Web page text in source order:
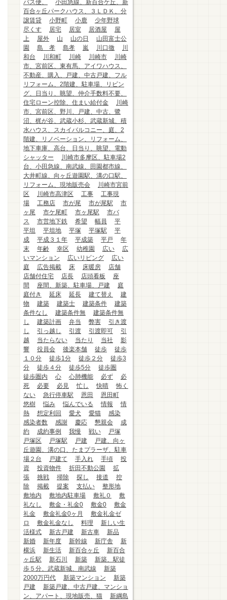
バス便、
小田急線、新百合ケ丘、新
百合ヶ丘パークハウス、３ＬＤＫ、分
譲賃貸
小野町 小鹿
少年野球
尽くす
居宅 居室 居酒屋
屋
上
屋外 山 山の日
山田富士公
園
島 孝 島孝 嵐 川口徹
川
和台
川和町 川崎 川崎市
川崎
市、宮前区、東有馬、アイワハウス、
不動産、購入、戸建、中古戸建、フル
リフォーム、2階建、駐車場、リビン
グ、日当り、眺望、仲介手数料不要、
住宅ローン控除、住まい給付金
川崎
市、宮前区、野川、戸建、中古、鷺
沼、梶が谷、武蔵小杉、武蔵新城、積
水ハウス、スカイバルコニー、庭、2
階建、リノベーション、リフォーム、
地下車庫、高台、日当り、眺望、電動
シャッター
川崎市多摩区、駐車場2
台、小田急線、南武線、田園都市線、
大井町線、向ヶ丘遊園駅、溝の口駅、
リフォーム、現地販売会
川崎市宮前
区
川崎市高津区 工事
工事現
場
工務店 市が尾 市が尾駅
市
ヶ尾
市ケ尾町 市ヶ尾駅
市バ
ス
市営地下鉄 希望 幅員
平
平坦
平坦地 平塚 平塚駅
平
成
平成３１年 平成築 平戸
年
末
年齢 幸区 幼稚園 広い
広
いマンション
広いリビング
広い
庭
広告掲載 床 床暖房
店舗
店舗付住宅
店長 店頭看板
座
間
座間、新築、駐車場、戸建
庭
庭付き
延床 延長 建て替え
建
物
建築 建築士 建築条件
建築
条件なし
建築条件無
建築条件無
し
建築計画 弁当 弊害
引き渡
し
引っ越し 引渡 引渡即可
引
越
当たらない 当たり 当社
影
響
役員会 後楽本舗 徒歩
徒歩
１０分
徒歩1分 徒歩２分
徒歩3
分
徒歩４分 徒歩5分
徒歩圏
徒歩圏内
心 心肺機能 必ず
必
死
必要 必見 忙し 快晴
怖く
ない
急行停車駅 恩田
恩田町
悠樹
悩み 悩んでいる 情報
情
熱
想定利回 愛犬 愛猫
感染
感染者数
感謝 慶応 懇親会
成
約
成約事例 我慢 戦い
戸塚
戸塚区
戸塚駅 戸建
戸建、向ヶ
丘遊園、溝の口、たまプラーザ、駐車
場２台
戸建て 手入れ 手頃
投
資
投資物件 折田不動公園
拡
張
挑戦 掃除 探し 接道
控
除
掲載 提案 支払い
整形地
敷地内
敷地内駐車場 敷礼０
敷
礼なし
敷金・礼金0 敷金0
敷金
礼金
敷金礼金0ヶ月
敷金礼金ゼ
ロ
敷金礼金なし 料理
新しい生
活様式
新古戸建 新古車
新品
新婚
新年度 新幹線 新庁舎
新
横浜
新生活 新百合ヶ丘
新百合
ヶ丘駅
新石川 新築
新築、駅徒
歩５分、武蔵新城、南武線
新築
2000万円代
新築マンション
新築
戸建
新築戸建、中古戸建、マンショ
ン、アパート、現地販売、猫
新綱島